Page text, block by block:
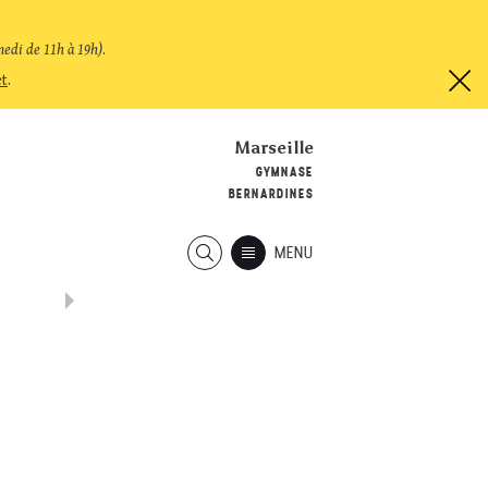
de 11h à 19h).
.
Marseille
GYMNASE
BERNARDINES
MENU